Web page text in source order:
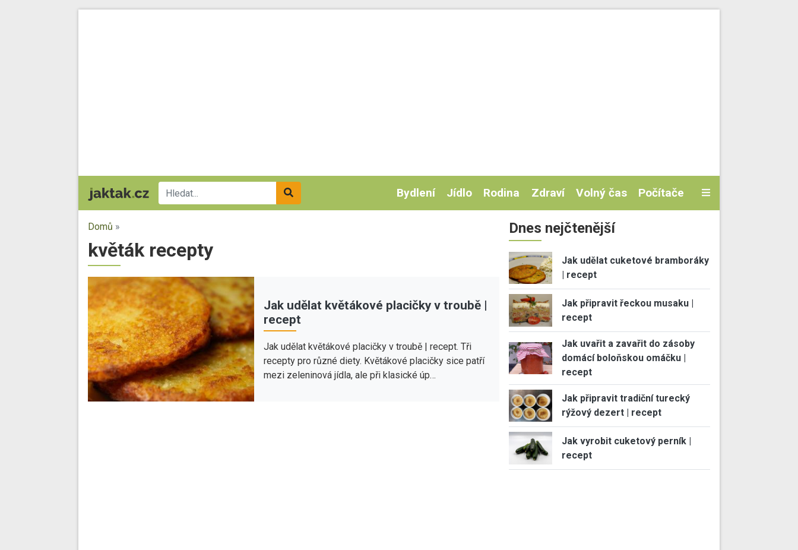
Bydlení Jídlo Rodina Zdraví Volný čas Počítače
Domů »
květák recepty
Jak udělat květákové placičky v troubě |
recept
Jak udělat květákové placičky v troubě | recept. Tři
recepty pro různé diety. Květákové placičky sice patří
mezi zeleninová jídla, ale při klasické úp…
Dnes nejčtenější
Jak udělat cuketové bramboráky
| recept
Jak připravit řeckou musaku |
recept
Jak uvařit a zavařit do zásoby
domácí boloňskou omáčku |
recept
Jak připravit tradiční turecký
rýžový dezert | recept
Jak vyrobit cuketový perník |
recept